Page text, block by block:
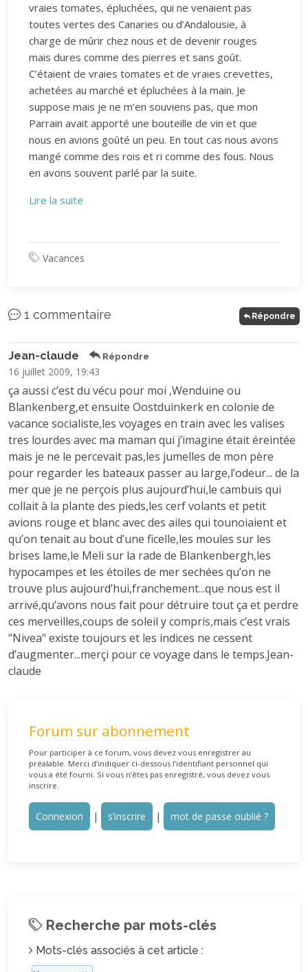
vraies tomates, épluchées, qui ne venaient pas
toutes vertes des Canaries ou d’Andalousie, à
charge de mûrir chez nous et de devenir rouges
mais dures comme des pierres et sans goût.
C’étaient de vraies tomates et de vraies crevettes,
achetées au marché et épluchées à la main. Je
suppose mais je ne m’en souviens pas, que mon
Parrain avait apporté une bouteille de vin et que
nous en avions goûté un peu. En tout cas nous avons
mangé comme des rois et ri comme des fous. Nous
en avons souvent parlé par la suite.
Lire la suite
Vacances
1 commentaire Répondre
Jean-claude Répondre
16 juillet 2009, 19:43
ça aussi c’est du vécu pour moi ,Wenduine ou
Blankenberg,et ensuite Oostduinkerk en colonie de
vacance socialiste,les voyages en train avec les valises
tres lourdes avec ma maman qui j’imagine était éreintée
mais je ne le percevait pas,les jumelles de mon père
pour regarder les bateaux passer au large,l’odeur... de la
mer que je ne perçois plus aujourd’hui,le cambuis qui
collait à la plante des pieds,les cerf volants et petit
avions rouge et blanc avec des ailes qui tounoiaient et
qu’on tenait au bout d’une ficelle,les moules sur les
brises lame,le Meli sur la rade de Blankenbergh,les
hypocampes et les étoiles de mer sechées qu’on ne
trouve plus aujourd’hui,franchement...que nous est il
arrivé,qu’avons nous fait pour détruire tout ça et perdre
ces merveilles,coups de soleil y compris,mais c’est vrais
"Nivea" existe toujours et les indices ne cessent
d’augmenter...merçi pour ce voyage dans le temps.Jean-
claude
Forum sur abonnement
Pour participer à ce forum, vous devez vous enregistrer au
préalable. Merci d’indiquer ci-dessous l’identifiant personnel qui
vous a été fourni. Si vous n’êtes pas enregistré, vous devez vous
inscrire.
Connexion | s’inscrire | mot de passe oublié ?
Recherche par mots-clés
Mots-clés associés à cet article :